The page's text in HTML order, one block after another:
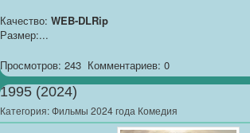
Качество: WEB-DLRip
Размер:...
Просмотров: 243 Комментариев: 0
1995 (2024)
Категория:Фильмы 2024 года Комедия